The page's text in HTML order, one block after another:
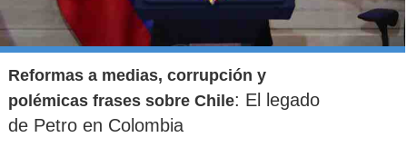
Reformas a medias, corrupción y
polémicas frases sobre Chile: El legado
de Petro en Colombia